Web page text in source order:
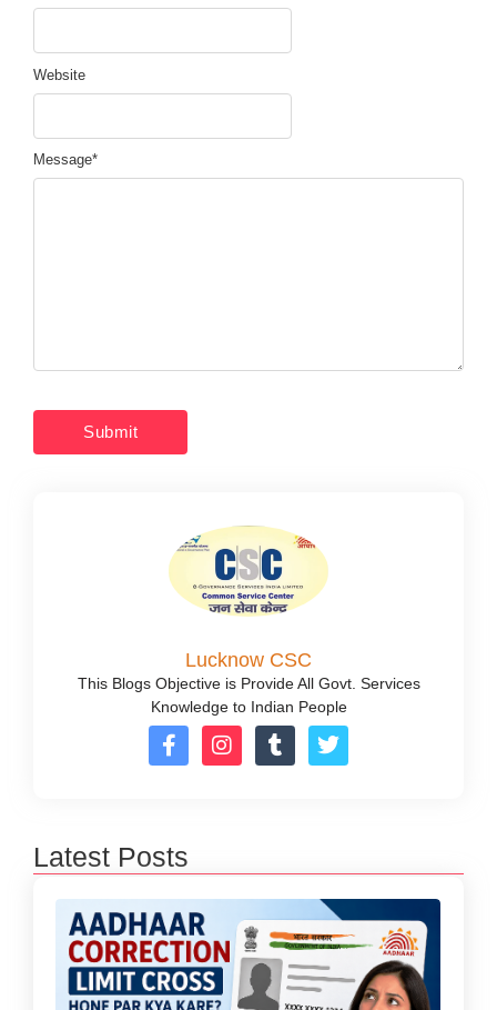
Message*
Website
Lucknow CSC
This Blogs Objective is Provide All Govt. Services
Knowledge to Indian People
Latest Posts